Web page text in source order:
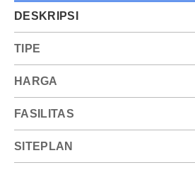
DESKRIPSI
TIPE
HARGA
FASILITAS
SITEPLAN